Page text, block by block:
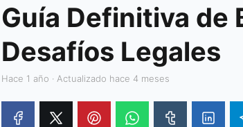
Guía Definitiva de
Desafíos Legales
hace 1 año · Actualizado hace 4 meses